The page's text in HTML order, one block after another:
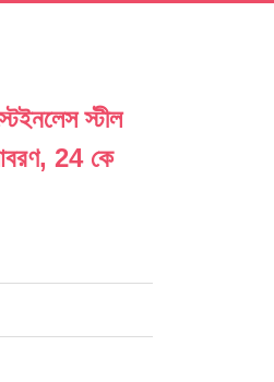
স্টীল
24 কে